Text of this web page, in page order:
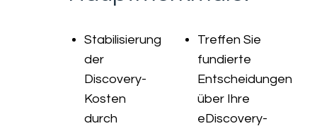
Stabilisierung
der
Discovery-
Kosten
durch
Treffen Sie
fundierte
Entscheidungen
über Ihre
eDiscovery-